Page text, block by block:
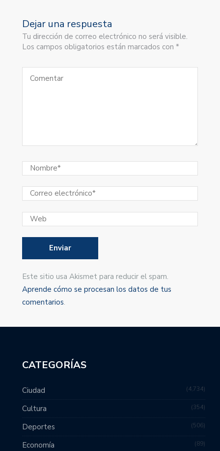
Dejar una respuesta
Tu dirección de correo electrónico no será visible.
Los campos obligatorios están marcados con *
Este sitio usa Akismet para reducir el spam.
Aprende cómo se procesan los datos de tus
comentarios.
CATEGORÍAS
Ciudad 4,734
Cultura 354
Deportes 506
Economía 89